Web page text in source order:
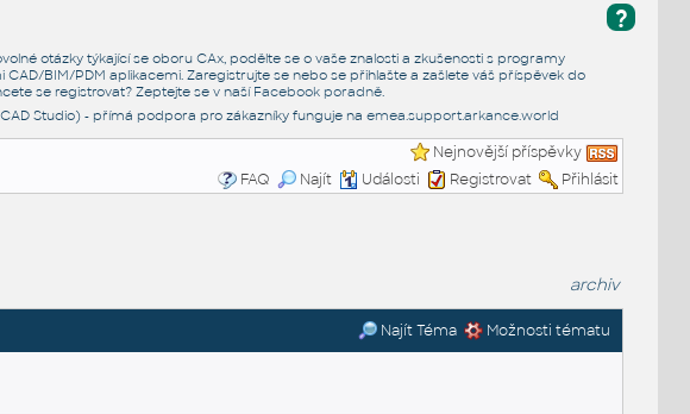
?
otázky týkající se oboru CAx, podělte se o vaše znalosti a zkušenosti s programy
CAD/BIM/PDM aplikacemi. Zaregistrujte se nebo se přihlašte a zašlete váš příspěvek do
se registrovat? Zeptejte se v naší Facebook poradně.
Studio) - přímá podpora pro zákazníky funguje na emea.support.arkance.world
Nejnovější příspěvky
FAQ
Najít Události Registrovat Přihlásit
archiv
Najít Téma Možnosti tématu